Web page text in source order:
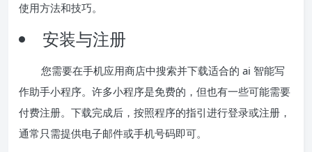
使用方法和技巧。
安装与注册
您需要在手机应用商店中搜索并下载适合的 ai 智能写
作助手小程序。许多小程序是免费的，但也有一些可能需要
付费注册。下载完成后，按照程序的指引进行登录或注册，
通常只需提供电子邮件或手机号码即可。